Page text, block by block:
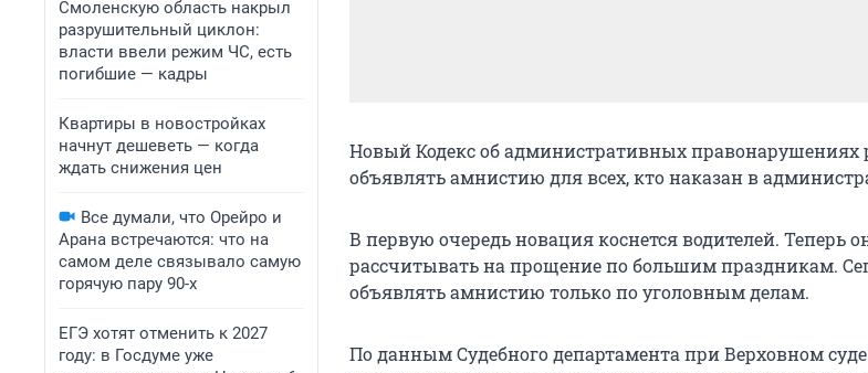
Смоленскую область накрыл
разрушительный циклон:
власти ввели режим ЧС, есть
погибшие — кадры
Квартиры в новостройках
начнут дешеветь — когда
ждать снижения цен
Все думали, что Орейро и
Арана встречаются: что на
самом деле связывало самую
горячую пару 90-х
ЕГЭ хотят отменить к 2027
году: в Госдуме уже
Новый Кодекс об административных правонарушениях
объявлять амнистию для всех, кто наказан в
В первую очередь новация коснется водителей. Теперь
рассчитывать на прощение по большим праздникам.
объявлять амнистию только по уголовным делам.
По данным Судебного департамента при Верховном